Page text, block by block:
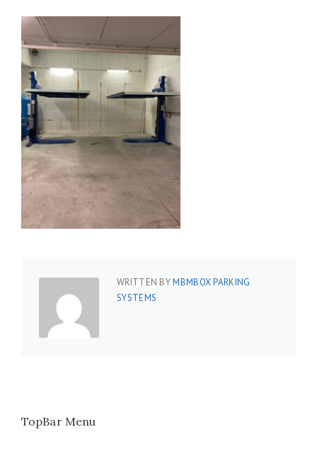
WRITTEN BYMBMBOX PARKING
SYSTEMS
TopBar Menu